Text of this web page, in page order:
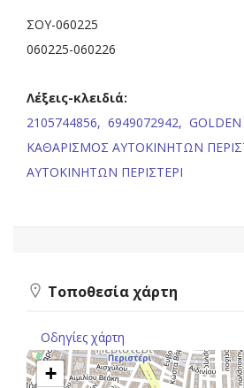
ΣΟΥ-060225
060225-060226
Λέξεις-κλειδιά:
2105744856, 6949072942, GOLDEN
ΚΑΘΑΡΙΣΜΟΣ ΑΥΤΟΚΙΝΗΤΩΝ
ΑΥΤΟΚΙΝΗΤΩΝ ΠΕΡΙΣΤΕΡΙ
Τοποθεσία χάρτη
Οδηγίες χάρτη
+